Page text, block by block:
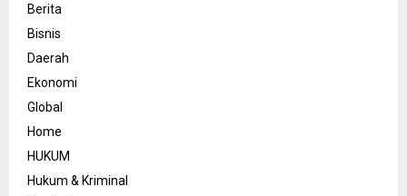
Berita
Bisnis
Daerah
Ekonomi
Global
Home
HUKUM
Hukum & Kriminal